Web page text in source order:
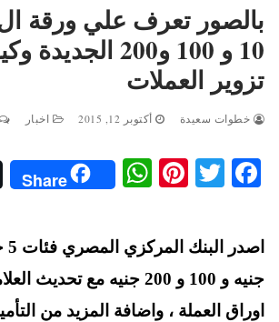
10 و 100 و200
تزوير العملات
خطوات سعيدة أكتوبر 12, 2015 اخبار
Fa
bo
ok
T
tte
r
Pi
er
es
t
W
ha
ts
A
pp
Share
جنيه و 100 و 200 جنيه مع
اوراق العملة ، واضافة المزيد من